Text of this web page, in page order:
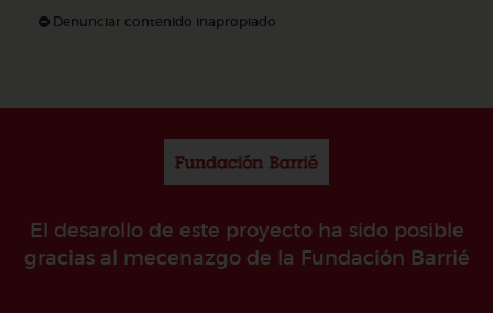
Denunciar contenido inapropiado
El desarollo de este proyecto ha sido posible
gracias al mecenazgo de la Fundación Barrié